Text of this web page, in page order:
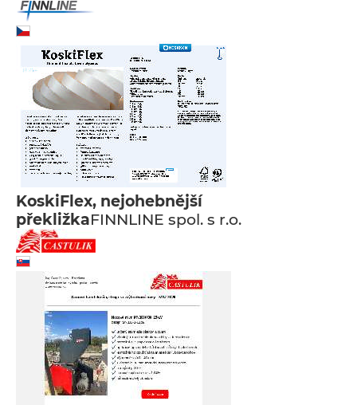
KoskiFlex, nejohebnější
překližkaFINNLINE spol. s r.o.